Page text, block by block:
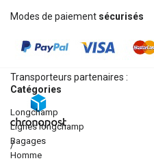
Modes de paiement sécurisés
Transporteurs partenaires :
/
Catégories
longchamp
lignes longchamp
bagages
homme